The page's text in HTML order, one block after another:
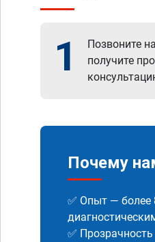
1 Позвоните
получите
Почему
✅ Опыт — более
✅